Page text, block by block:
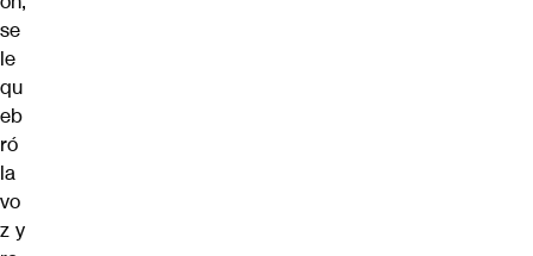
se
le
qu
eb
ró
la
vo
z y